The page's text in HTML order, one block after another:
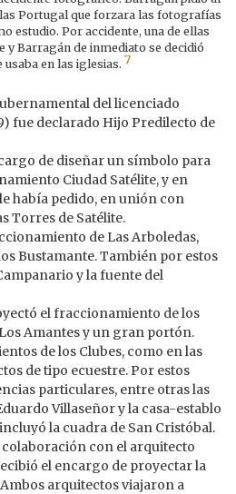
Portugal que forzara las fotografías
estudio. Por accidente, una de ellas
y Barragán de inmediato se decidió
en las iglesias. 7
del licenciado
fue declarado Hijo Predilecto de
de diseñar un símbolo para
Ciudad Satélite, y en
había pedido, en unión con
Torres de Satélite.
de Las Arboledas,
Bustamante. También por estos
y la fuente del
el fraccionamiento de los
Amantes y un gran portón.
de los Clubes, como en las
de tipo ecuestre. Por estos
particulares, entre otras las
Villaseñor y la casa-establo
la cuadra de San Cristóbal.
colaboración con el arquitecto
el encargo de proyectar la
arquitectos viajaron a